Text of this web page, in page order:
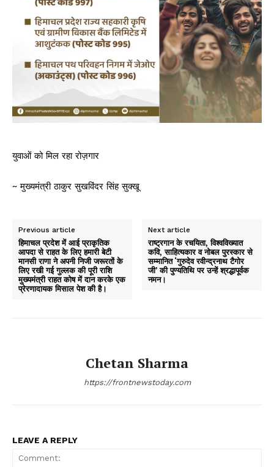
युवाओं को मिल रहा रोज़गार
~ मुख्यमंत्री ठाकुर सुखविंदर सिंह सुक्खू
Previous article
हिमाचल प्रदेश में आई प्राकृतिक
आपदा से राहत के लिए हमारी बेटी
मानसी राणा ने अपनी निजी जरूरतों के
लिए रखी गई गुल्लक की पूरी राशि
मुख्यमंत्री राहत कोष में दान करके एक
प्रेरणादायक मिसाल पेश की है।
Next article
राष्ट्रगान के रचयिता, विश्वविख्यात
कवि, साहित्यकार व नोबल पुरस्कार से
सम्मानित ‘गुरुदेव रवीन्द्रनाथ टैगोर
जी’ की पुण्यतिथि पर उन्हें श्रद्धापूर्वक
नमन।
Chetan Sharma
https://frontnewstoday.com
LEAVE A REPLY